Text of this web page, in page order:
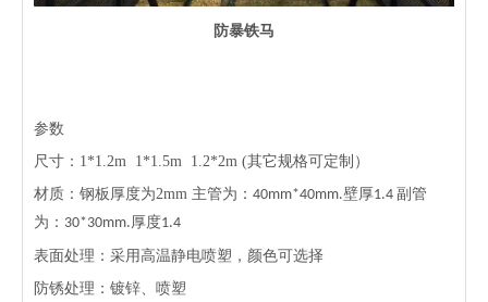
防暴铁马
参数
尺寸： 1*1.2m 1*1.5m 1.2*2m (其它规格可定制）
材质：钢板厚度为2mm 主管为： 40mm*40mm.壁厚1.4 副管
为： 30*30mm.厚度1.4
表面处理：采用高温静电喷塑，颜色可选择
防锈处理：镀锌、喷塑